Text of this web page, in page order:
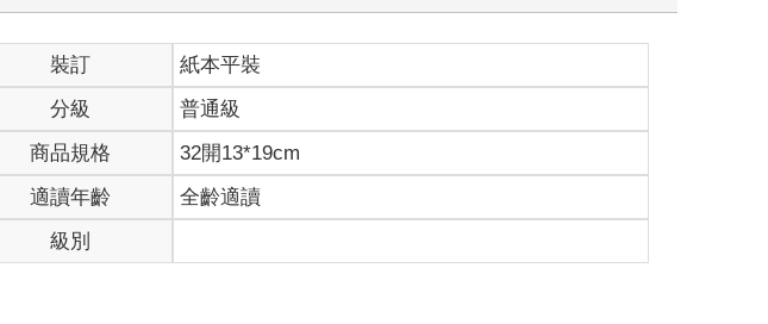
裝訂
紙本平裝
分級
普通級
商品規格
32開13*19cm
適讀年齡
全齡適讀
級別